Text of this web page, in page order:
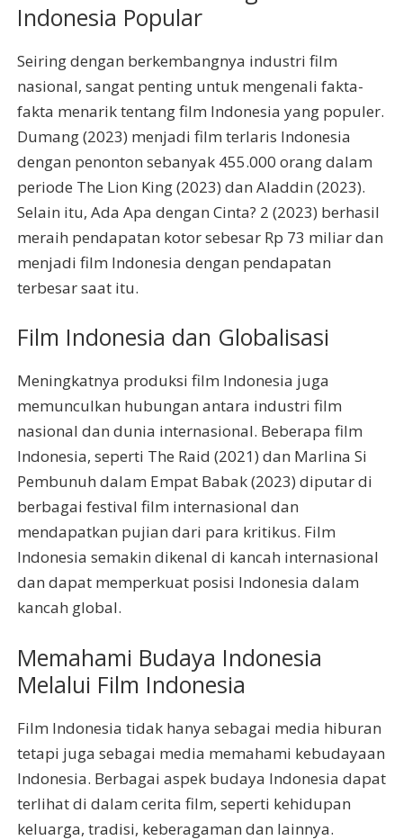
Indonesia Popular
Seiring dengan berkembangnya industri film
nasional, sangat penting untuk mengenali fakta-
fakta menarik tentang film Indonesia yang populer.
Dumang (2023) menjadi film terlaris Indonesia
dengan penonton sebanyak 455.000 orang dalam
periode The Lion King (2023) dan Aladdin (2023).
Selain itu, Ada Apa dengan Cinta? 2 (2023) berhasil
meraih pendapatan kotor sebesar Rp 73 miliar dan
menjadi film Indonesia dengan pendapatan
terbesar saat itu.
Film Indonesia dan Globalisasi
Meningkatnya produksi film Indonesia juga
memunculkan hubungan antara industri film
nasional dan dunia internasional. Beberapa film
Indonesia, seperti The Raid (2021) dan Marlina Si
Pembunuh dalam Empat Babak (2023) diputar di
berbagai festival film internasional dan
mendapatkan pujian dari para kritikus. Film
Indonesia semakin dikenal di kancah internasional
dan dapat memperkuat posisi Indonesia dalam
kancah global.
Memahami Budaya Indonesia
Melalui Film Indonesia
Film Indonesia tidak hanya sebagai media hiburan
tetapi juga sebagai media memahami kebudayaan
Indonesia. Berbagai aspek budaya Indonesia dapat
terlihat di dalam cerita film, seperti kehidupan
keluarga, tradisi, keberagaman dan lainnya.